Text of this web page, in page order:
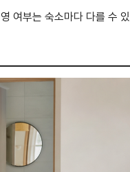
여부는 숙소마다 다를 수 있